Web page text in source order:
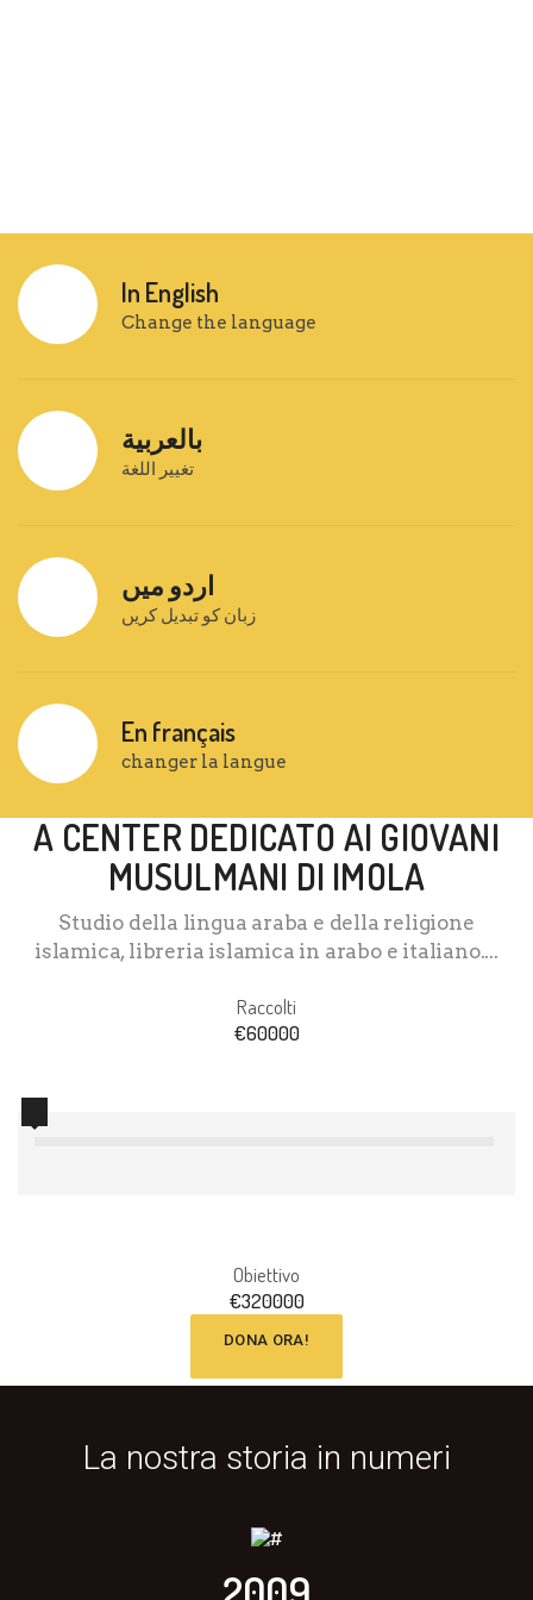
In English
Change the language
بالعربية
تغيير اللغة
اردو میں
زبان کو تبدیل کریں
En français
changer la langue
A CENTER DEDICATO AI GIOVANI
MUSULMANI DI IMOLA
Studio della lingua araba e della religione
islamica, libreria islamica in arabo e italiano....
Raccolti
€60000
Obiettivo
€320000
DONA ORA!
La nostra storia in numeri